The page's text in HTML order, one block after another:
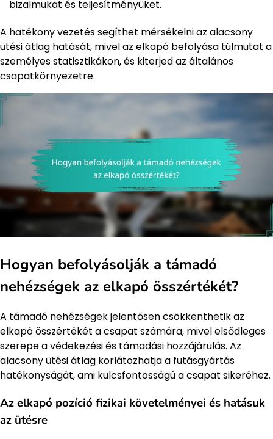
bizalmukat és teljesítményüket.
A hatékony vezetés segíthet mérsékelni az alacsony
ütési átlag hatását, mivel az elkapó befolyása túlmutat a
személyes statisztikákon, és kiterjed az általános
csapatkörnyezetre.
Hogyan befolyásolják a támadó
nehézségek az elkapó összértékét?
A támadó nehézségek jelentősen csökkenthetik az
elkapó összértékét a csapat számára, mivel elsődleges
szerepe a védekezési és támadási hozzájárulás. Az
alacsony ütési átlag korlátozhatja a futásgyártás
hatékonyságát, ami kulcsfontosságú a csapat sikeréhez.
Az elkapó pozíció fizikai követelményei és hatásuk
az ütésre